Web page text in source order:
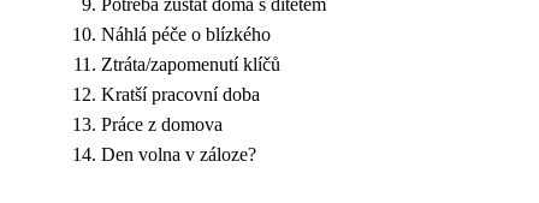
Potřeba zůstat doma s dítětem
Náhlá péče o blízkého
Ztráta/zapomenutí klíčů
Kratší pracovní doba
Práce z domova
Den volna v záloze?